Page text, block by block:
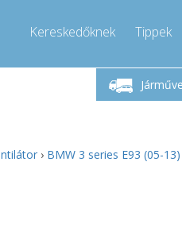
Kereskedőknek Tippek
Hívjon!
› BMW 3 series E93 (05-